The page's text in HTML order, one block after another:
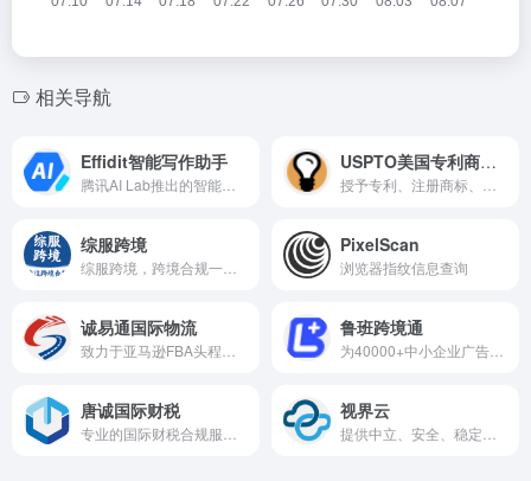
相关导航
Effidit智能写作助手 USPTO美国专利商标局
综服跨境 PixelScan
浏览器指纹信息查询
诚易通国际物流 鲁班跨境通
唐诚国际财税 视界云